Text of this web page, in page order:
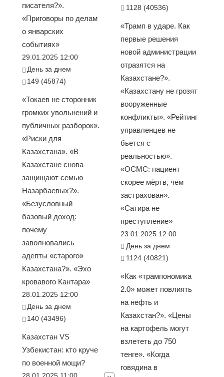
писателя?».
«Приговоры по делам
о январских
событиях»
29.01.2025 12:00
День за днем
149 (45874)
«Токаев не сторонник
громких увольнений и
публичных разборок».
«Риски для
Казахстана». «В
Казахстане снова
защищают семью
Назарбаевых?».
«Безусловный
базовый доход:
почему
заволновались
адепты «старого»
Казахстана?». «Эхо
кровавого Кантара»
28.01.2025 12:00
День за днем
140 (43496)
Казахстан VS
Узбекистан: кто круче
по военной мощи?
28.01.2025 11:00
1128 (40536)
«Трамп в ударе. Как
первые решения
новой администрации
отразятся на
Казахстане?».
«Казахстану не грозят
вооруженные
конфликты». «Рейтинг
управленцев не
бьется с
реальностью».
«ОСМС: пациент
скорее мёртв, чем
застрахован».
«Сатира не
преступление»
23.01.2025 12:00
День за днем
1124 (40821)
«Как «трампономика
2.0» может повлиять
на нефть и
Казахстан?». «Цены
на картофель могут
взлететь до 750
тенге». «Когда
говядина в